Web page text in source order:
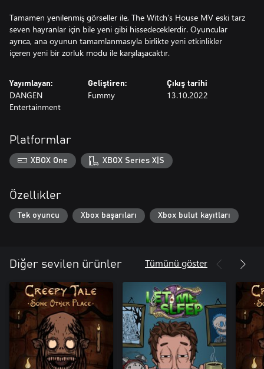
Tamamen yenilenmiş görseller ile, The Witch’s House MV eski tarz
seven hayranlar için bile yeni gibi hissedeceklerdir. Oyuncular
ayrıca, ana oyunun tamamlanmasıyla birlikte yeni etkinlikler
Yayımlayan:
DANGEN
Entertainment
Geliştiren:
Fummy
Çıkış tarihi
13.10.2022
Platformlar
XBOX One XBOX Series X|S
Özellikler
Tek oyuncu Xbox başarıları Xbox bulut kayıtları
Diğer sevilen ürünler Tümünü göster